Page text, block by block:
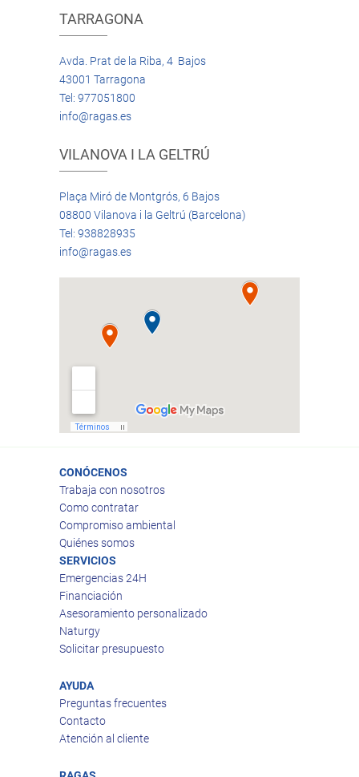
TARRAGONA
Avda. Prat de la Riba, 4 Bajos
43001 Tarragona
Tel: 977051800
info@ragas.es
VILANOVA I LA GELTRÚ
Plaça Miró de Montgrós, 6 Bajos
08800 Vilanova i la Geltrú (Barcelona)
Tel: 938828935
info@ragas.es
CONÓCENOS
Trabaja con nosotros
Como contratar
Compromiso ambiental
Quiénes somos
SERVICIOS
Emergencias 24H
Financiación
Asesoramiento personalizado
Naturgy
Solicitar presupuesto
AYUDA
Preguntas frecuentes
Contacto
Atención al cliente